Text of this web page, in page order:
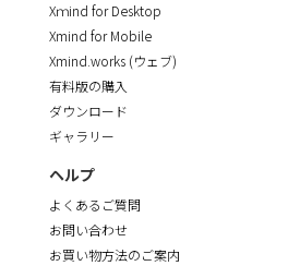
Xｍind for Desktop
Xmind for Mobile
Xmind.works (ウェブ)
有料版の購入
ダウンロード
ギャラリー
ヘルプ
よくあるご質問
お問い合わせ
お買い物方法のご案内